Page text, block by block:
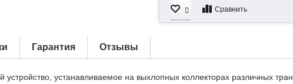
Сравнить
Гарантия Отзывы
устройство, устанавливаемое на выхлопных коллекторах различных